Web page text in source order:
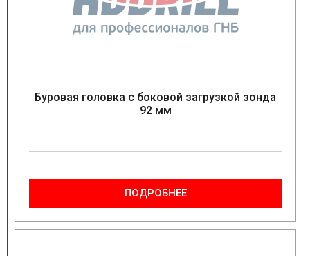
Буровая головка с боковой загрузкой зонда
92 мм
ПОДРОБНЕЕ